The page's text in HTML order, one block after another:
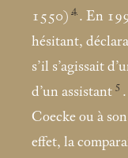
1550) 4. En
hésitant,
s’il s’agissait
d’un assistant 5
Coecke ou à
effet, la